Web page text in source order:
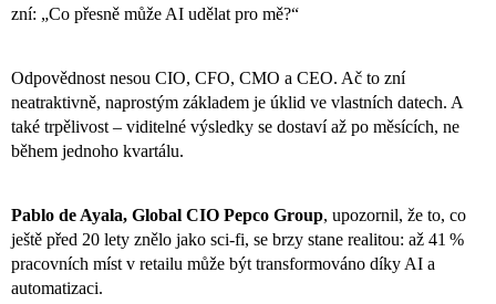
zní: „Co přesně může AI udělat pro mě?“
Odpovědnost nesou CIO, CFO, CMO a CEO. Ač to zní
neatraktivně, naprostým základem je úklid ve vlastních datech. A
také trpělivost – viditelné výsledky se dostaví až po měsících, ne
během jednoho kvartálu.
Pablo de Ayala, Global CIO Pepco Group, upozornil, že to, co
ještě před 20 lety znělo jako sci-fi, se brzy stane realitou: až 41 %
pracovních míst v retailu může být transformováno díky AI a
automatizaci.